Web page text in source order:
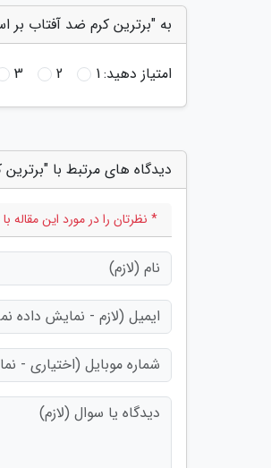
به "برترین کرم ضد آفتاب بر
امتیاز دهید:1
2
3
دیدگاه های مرتبط با
* نظرتان را در مورد این مقاله